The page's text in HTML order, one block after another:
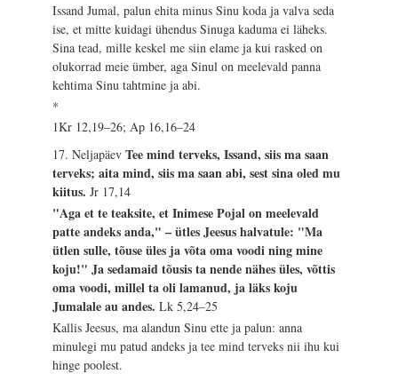
Issand Jumal, palun ehita minus Sinu koda ja valva seda
ise, et mitte kuidagi ühendus Sinuga kaduma ei läheks.
Sina tead, mille keskel me siin elame ja kui rasked on
olukorrad meie ümber, aga Sinul on meelevald panna
kehtima Sinu tahtmine ja abi.
*
1Kr 12,19–26; Ap 16,16–24
17. NeljapäevTee mind terveks, Issand, siis ma saan
terveks; aita mind, siis ma saan abi, sest sina oled mu
kiitus.Jr 17,14
"Aga et te teaksite, et Inimese Pojal on meelevald
patte andeks anda," – ütles Jeesus halvatule: "Ma
ütlen sulle, tõuse üles ja võta oma voodi ning mine
koju!" Ja sedamaid tõusis ta nende nähes üles, võttis
oma voodi, millel ta oli lamanud, ja läks koju
Jumalale au andes.Lk 5,24–25
Kallis Jeesus, ma alandun Sinu ette ja palun: anna
minulegi mu patud andeks ja tee mind terveks nii ihu kui
hinge poolest.